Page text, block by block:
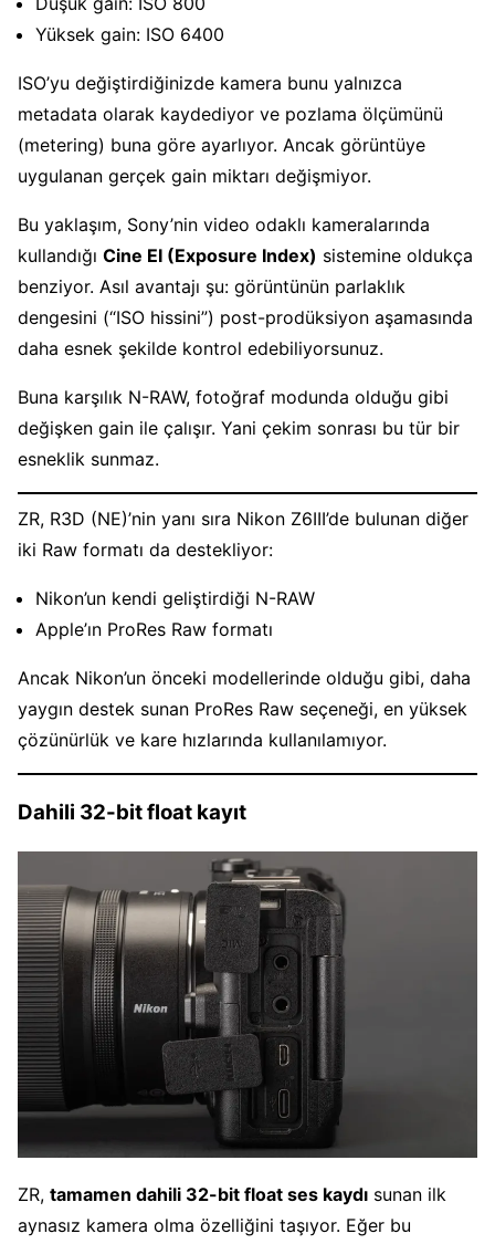
Yüksek gain: ISO 6400
ISO’yu değiştirdiğinizde kamera bunu yalnızca
metadata olarak kaydediyor ve pozlama ölçümünü
(metering) buna göre ayarlıyor. Ancak görüntüye
uygulanan gerçek gain miktarı değişmiyor.
Bu yaklaşım, Sony’nin video odaklı kameralarında
kullandığı Cine EI (Exposure Index) sistemine oldukça
benziyor. Asıl avantajı şu: görüntünün parlaklık
dengesini (“ISO hissini”) post-prodüksiyon aşamasında
daha esnek şekilde kontrol edebiliyorsunuz.
Buna karşılık N-RAW, fotoğraf modunda olduğu gibi
değişken gain ile çalışır. Yani çekim sonrası bu tür bir
esneklik sunmaz.
ZR, R3D (NE)’nin yanı sıra Nikon Z6III’de bulunan diğer
iki Raw formatı da destekliyor:
Nikon’un kendi geliştirdiği N-RAW
Apple’ın ProRes Raw formatı
Ancak Nikon’un önceki modellerinde olduğu gibi, daha
yaygın destek sunan ProRes Raw seçeneği, en yüksek
çözünürlük ve kare hızlarında kullanılamıyor.
Dahili 32-bit float kayıt
ZR, tamamen dahili 32-bit float ses kaydı sunan ilk
aynasız kamera olma özelliğini taşıyor. Eğer bu